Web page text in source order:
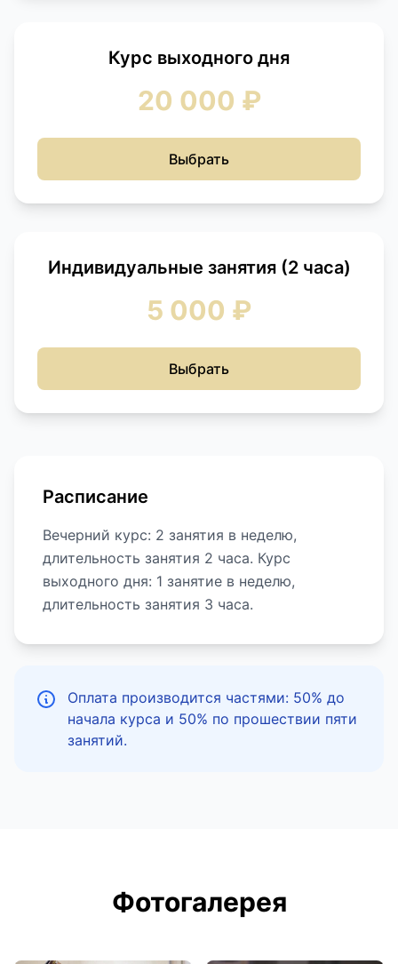
Курс выходного дня
20 000 ₽
Выбрать
Индивидуальные занятия (2 часа)
5 000 ₽
Выбрать
Расписание
Вечерний курс: 2 занятия в неделю,
длительность занятия 2 часа. Курс
выходного дня: 1 занятие в неделю,
длительность занятия 3 часа.
Оплата производится частями: 50% до
начала курса и 50% по прошествии пяти
занятий.
Фотогалерея